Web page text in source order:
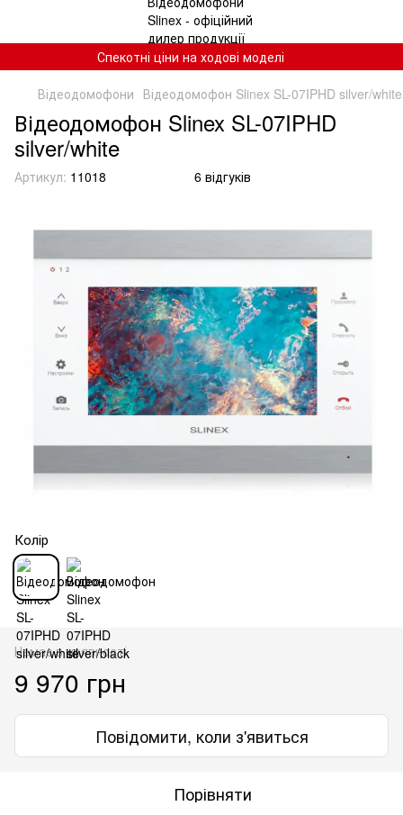
Спекотні ціни на ходові моделі
Відеодомофони Відеодомофон Slinex SL-07IPHD silver/white
Відеодомофон Slinex SL-07IPHD
silver/white
Артикул: 11018 6 відгуків
Колір
Немає в наявності
9 970 грн
Повідомити, коли з'явиться
Порівняти